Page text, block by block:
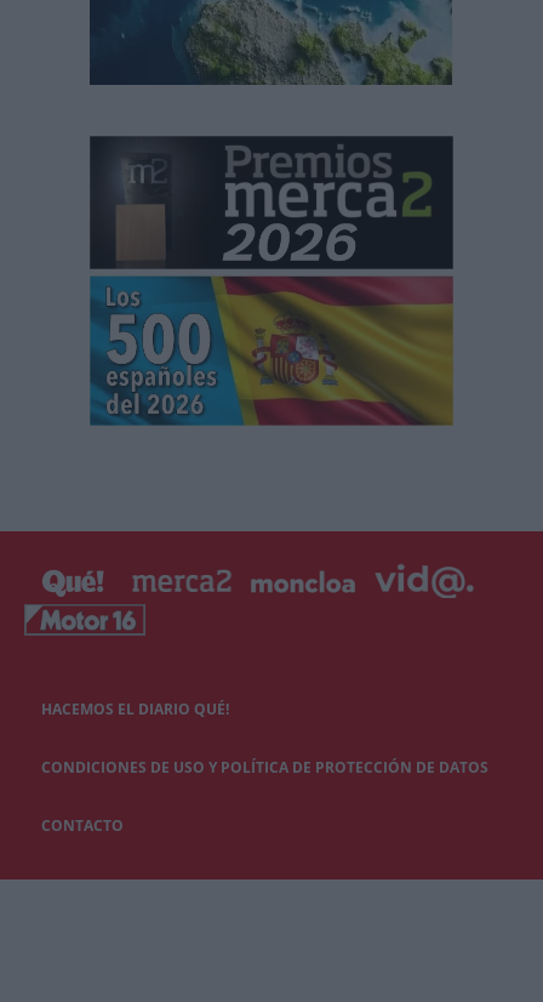
HACEMOS EL DIARIO QUÉ!
CONDICIONES DE USO Y POLÍTICA DE PROTECCIÓN DE DATOS
CONTACTO